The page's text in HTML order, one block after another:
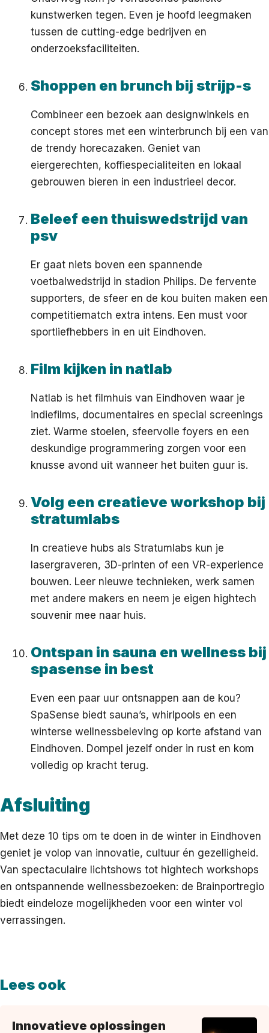
kunstwerken tegen. Even je hoofd leegmaken
tussen de cutting-edge bedrijven en
onderzoeksfaciliteiten.
Shoppen en brunch bij strijp-s
Combineer een bezoek aan designwinkels en
concept stores met een winterbrunch bij een van
de trendy horecazaken. Geniet van
eiergerechten, koffiespecialiteiten en lokaal
gebrouwen bieren in een industrieel decor.
Beleef een thuiswedstrijd van
psv
Er gaat niets boven een spannende
voetbalwedstrijd in stadion Philips. De fervente
supporters, de sfeer en de kou buiten maken een
competitiematch extra intens. Een must voor
sportliefhebbers in en uit Eindhoven.
Film kijken in natlab
Natlab is het filmhuis van Eindhoven waar je
indiefilms, documentaires en special screenings
ziet. Warme stoelen, sfeervolle foyers en een
deskundige programmering zorgen voor een
knusse avond uit wanneer het buiten guur is.
Volg een creatieve workshop bij
stratumlabs
In creatieve hubs als Stratumlabs kun je
lasergraveren, 3D-printen of een VR-experience
bouwen. Leer nieuwe technieken, werk samen
met andere makers en neem je eigen hightech
souvenir mee naar huis.
Ontspan in sauna en wellness bij
spasense in best
Even een paar uur ontsnappen aan de kou?
SpaSense biedt sauna’s, whirlpools en een
winterse wellnessbeleving op korte afstand van
Eindhoven. Dompel jezelf onder in rust en kom
volledig op kracht terug.
Afsluiting
Met deze 10 tips om te doen in de winter in Eindhoven
geniet je volop van innovatie, cultuur én gezelligheid.
Van spectaculaire lichtshows tot hightech workshops
en ontspannende wellnessbezoeken: de Brainportregio
biedt eindeloze mogelijkheden voor een winter vol
verrassingen.
Lees ook
Innovatieve oplossingen